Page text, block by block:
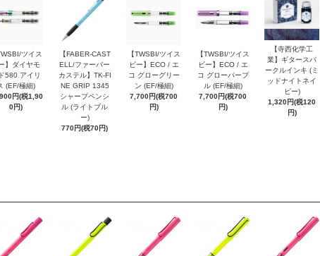
ツイス
】ダイヤモ
580 アイリ
(EF/極細)
円(税1,90
0円)
【FABER-CAST
ELL/ファーバー
カステル】TK-FI
NE GRIP 1345
シャープペンシ
ル (ライトブル
ー)
770円(税70円)
【TWSBI/ツイス
ビー】ECO / エ
コ グローグリー
ン (EF/極細)
7,700円(税700
円)
【TWSBI/ツイス
ビー】ECO / エ
コ グローパープ
ル (EF/極細)
7,700円(税700
円)
【寺西化学工
業】ギタースパ
ークルインキ (ミ
ッドナイトネイ
ビー)
1,320円(税120
円)